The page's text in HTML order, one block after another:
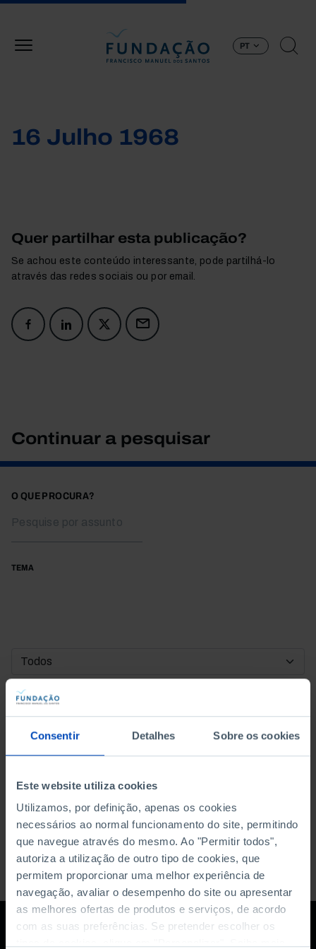
Consentir Detalhes Sobre os cookies
Este website utiliza cookies
Utilizamos, por definição, apenas os cookies
necessários ao normal funcionamento do site, permitindo
que navegue através do mesmo. Ao "Permitir todos",
autoriza a utilização de outro tipo de cookies, que
permitem proporcionar uma melhor experiência de
navegação, avaliar o desempenho do site ou apresentar
as melhores ofertas de produtos e serviços, de acordo
com as suas preferências. Se pretender escolher os
PT
16 Julho 1968
Quer partilhar esta publicação?
Se achou este conteúdo interessante, pode partilhá-lo
através das redes sociais ou por email.
Continuar a pesquisar
O QUE PROCURA?
TEMA
DATA DE INÍCIO
DATA DE FIM